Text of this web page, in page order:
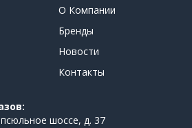
О Компании
Бренды
Новости
Контакты
шоссе, д. 37